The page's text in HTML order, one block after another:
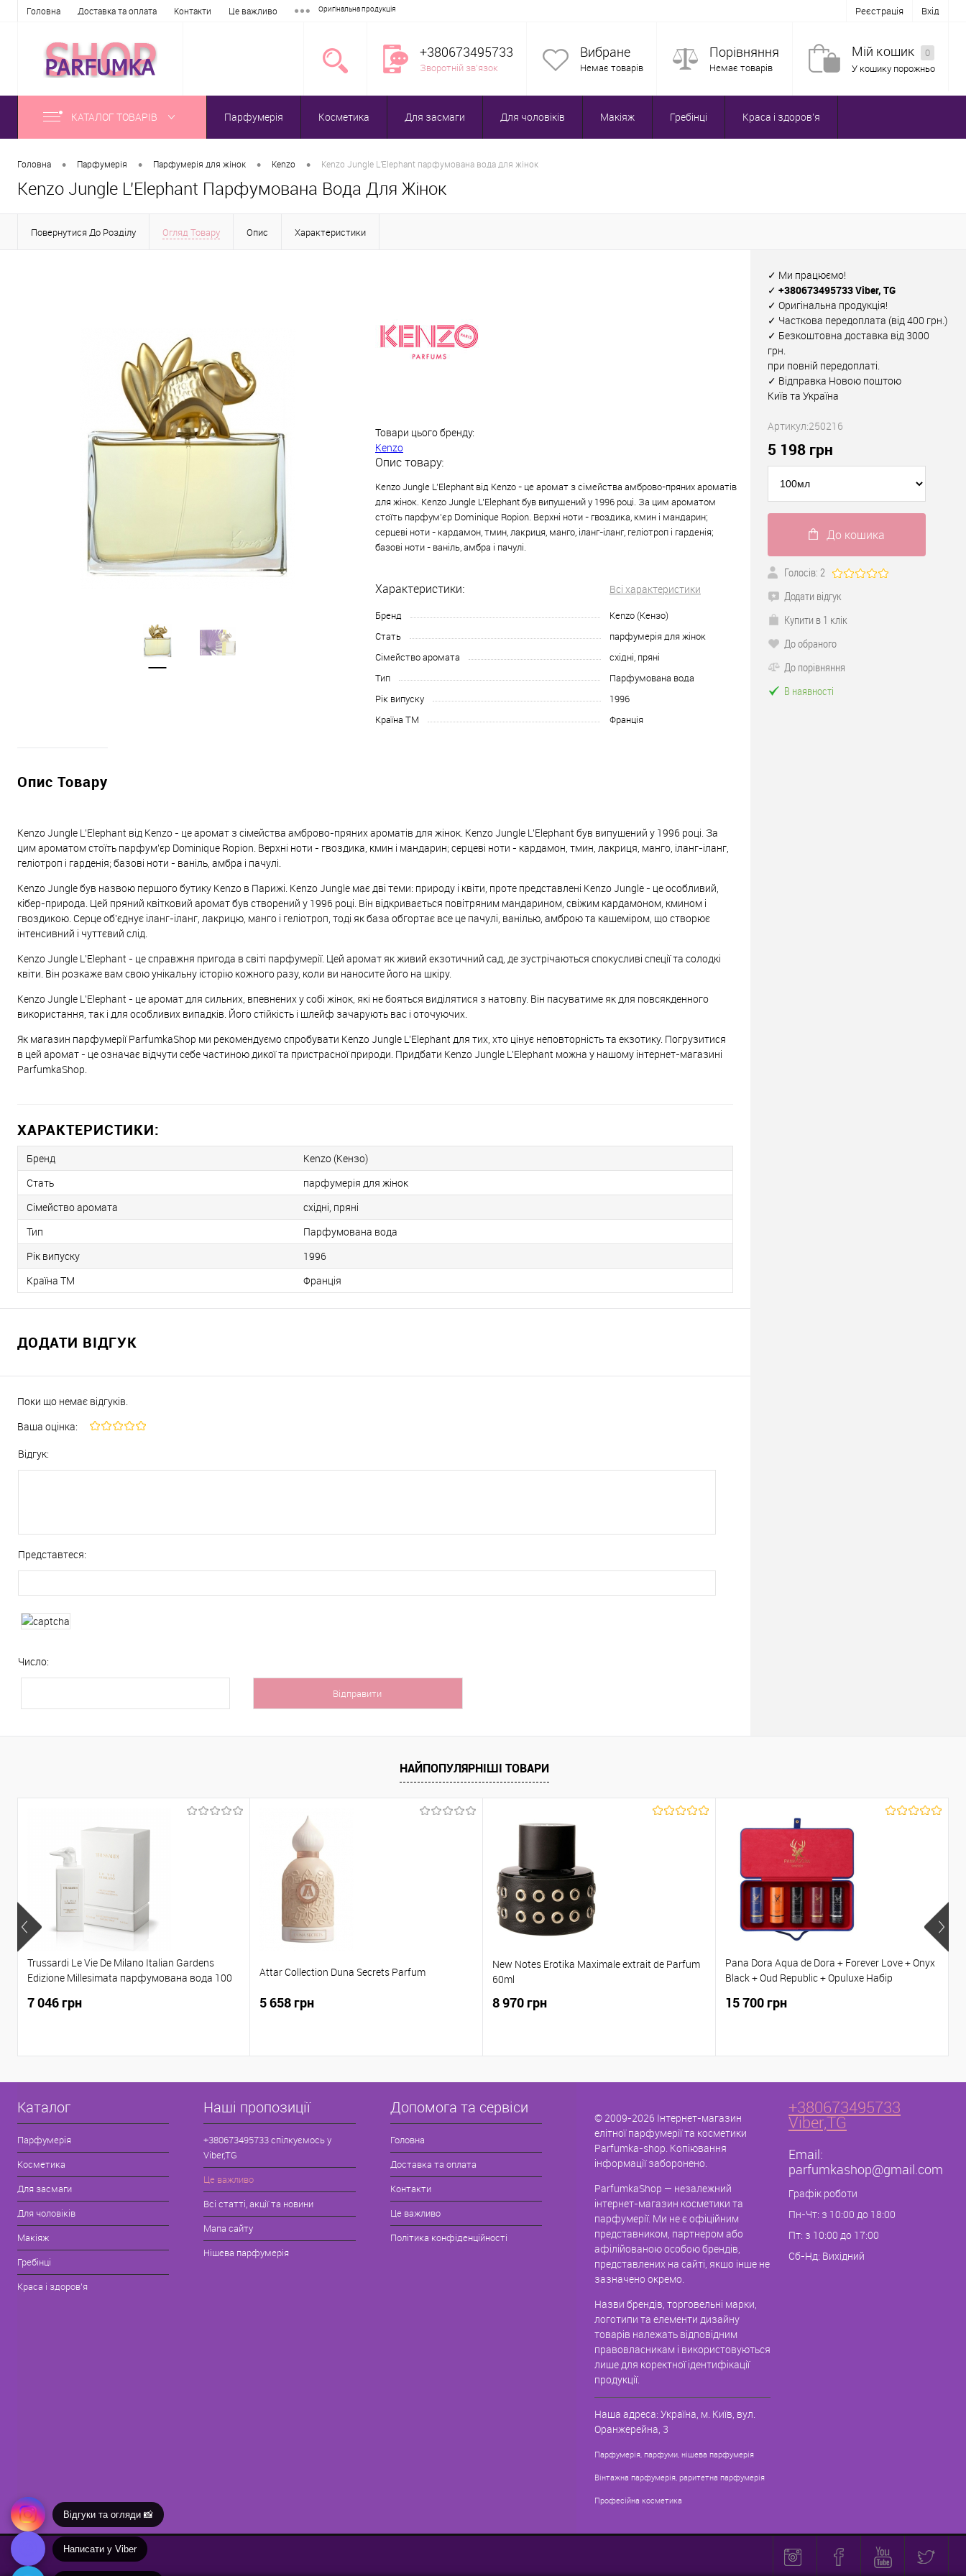
Головна Доставка та оплата Контакти Це важливо Оригінальна продукція Реєстрація Вхід
+380673495733
Зворотній зв'язок
Вибране
Немає товарів
Порівняння
Немає товарів
Мій кошик
0
У кошику порожньо
КАТАЛОГ ТОВАРІВ Парфумерія Косметика Для засмаги Для чоловіків Макіяж Гребінці Краса і здоров'я
Головна • Парфумерія • Парфумерія для жінок • Kenzo • Kenzo Jungle L'Elephant парфумована вода для жінок
Kenzo Jungle L'Elephant Парфумована Вода Для Жінок
Повернутися До Розділу Огляд Товару Опис Характеристики
Товари цього бренду:
Kenzo
Опис товару:
Kenzo Jungle L'Elephant від Kenzo - це аромат з сімейства амброво-пряних ароматів
для жінок. Kenzo Jungle L'Elephant був випущений у 1996 році. За цим ароматом
стоїть парфум'єр Dominique Ropion. Верхні ноти - гвоздика, кмин і мандарин;
серцеві ноти - кардамон, тмин, лакриця, манго, іланг-іланг, геліотроп і гарденія;
базові ноти - ваніль, амбра і пачулі.
Характеристики: Всі характеристики
Бренд
Kenzo (Кензо)
Стать
парфумерія для жінок
Сімейство аромата
східні, пряні
Тип
Парфумована вода
Рік випуску
1996
Країна ТМ
Франція
Опис Товару
Kenzo Jungle L'Elephant від Kenzo - це аромат з сімейства амброво-пряних ароматів для жінок. Kenzo Jungle L'Elephant був випущений у 1996 році. За
цим ароматом стоїть парфум'єр Dominique Ropion. Верхні ноти - гвоздика, кмин і мандарин; серцеві ноти - кардамон, тмин, лакриця, манго, іланг-іланг,
геліотроп і гарденія; базові ноти - ваніль, амбра і пачулі.
Kenzo Jungle був назвою першого бутику Kenzo в Парижі. Kenzo Jungle має дві теми: природу і квіти, проте представлені Kenzo Jungle - це особливий,
кібер-природа. Цей пряний квітковий аромат був створений у 1996 році. Він відкривається повітряним мандарином, свіжим кардамоном, кмином і
гвоздикою. Серце об'єднує іланг-іланг, лакрицю, манго і геліотроп, тоді як база обгортає все це пачулі, ванілью, амброю та кашеміром, що створює
інтенсивний і чуттєвий слід.
Kenzo Jungle L'Elephant - це справжня пригода в світі парфумерії. Цей аромат як живий екзотичний сад, де зустрічаються спокусливі спеції та солодкі
квіти. Він розкаже вам свою унікальну історію кожного разу, коли ви наносите його на шкіру.
Kenzo Jungle L'Elephant - це аромат для сильних, впевнених у собі жінок, які не бояться виділятися з натовпу. Він пасуватиме як для повсякденного
використання, так і для особливих випадків. Його стійкість і шлейф зачарують вас і оточуючих.
Як магазин парфумерії ParfumkaShop ми рекомендуємо спробувати Kenzo Jungle L'Elephant для тих, хто цінує неповторність та екзотику. Погрузитися
в цей аромат - це означає відчути себе частиною дикої та пристрасної природи. Придбати Kenzo Jungle L'Elephant можна у нашому інтернет-магазині
ParfumkaShop.
ХАРАКТЕРИСТИКИ:
Бренд
Kenzo (Кензо)
Стать
парфумерія для жінок
Сімейство аромата
східні, пряні
Тип
Парфумована вода
Рік випуску
1996
Країна ТМ
Франція
ДОДАТИ ВІДГУК
Поки що немає відгуків.
Ваша оцінка:
Відгук:
Представтеся:
Число:
✓ Ми працюємо!
✓ +380673495733 Viber, TG
✓ Оригінальна продукція!
✓ Часткова передоплата (від 400 грн.)
✓ Безкоштовна доставка від 3000
грн.
при повній передоплаті.
✓ Відправка Новою поштою
Київ та Україна
Артикул:250216
5 198 грн
До кошика
Голосів: 2
Додати відгук
Купити в 1 клік
До обраного
До порівняння
В наявності
НАЙПОПУЛЯРНІШІ ТОВАРИ
Trussardi Le Vie De Milano Italian Gardens
Edizione Millesimata парфумована вода 100
7 046 грн
Attar Collection Duna Secrets Parfum
5 658 грн
New Notes Erotika Maximale extrait de Parfum
60ml
8 970 грн
Pana Dora Aqua de Dora + Forever Love + Onyx
Black + Oud Republic + Opuluxe Набір
15 700 грн
Каталог
Парфумерія
Косметика
Для засмаги
Для чоловіків
Макіяж
Гребінці
Краса і здоров'я
Наші пропозиції
+380673495733 спілкуємось у
Viber,TG
Це важливо
Всі статті, акції та новини
Мапа сайту
Нішева парфумерія
Допомога та сервіси
Головна
Доставка та оплата
Контакти
Це важливо
Політика конфіденційності
© 2009-2026 Інтернет-магазин
елітної парфумерії та косметики
Parfumka-shop. Копіювання
інформації заборонено.
ParfumkaShop — незалежний
інтернет-магазин косметики та
парфумерії. Ми не є офіційним
представником, партнером або
афілійованою особою брендів,
представлених на сайті, якщо інше не
зазначено окремо.
Назви брендів, торговельні марки,
логотипи та елементи дизайну
товарів належать відповідним
правовласникам і використовуються
лише для коректної ідентифікації
продукції.
Наша адреса: Україна, м. Київ, вул.
Оранжерейна, 3
Парфумерія, парфуми, нішева парфумерія
Вінтажна парфумерія, раритетна парфумерія
Професійна косметика
+380673495733
Viber,TG
Email:
parfumkashop@gmail.com
Графік роботи
Пн-Чт: з 10:00 до 18:00
Пт: з 10:00 до 17:00
Сб-Нд: Вихідний
Відгуки та огляди 📸
Написати у Viber